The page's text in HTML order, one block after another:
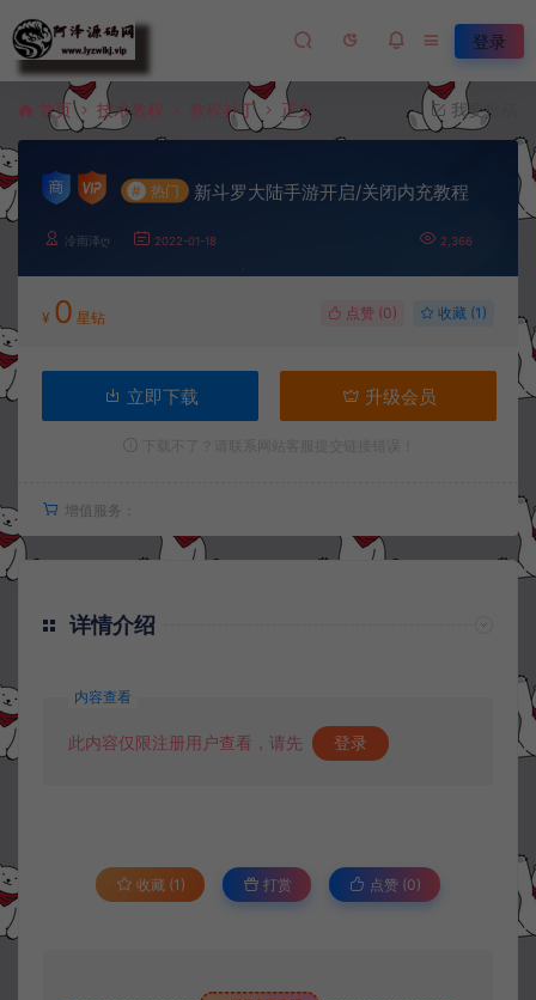
登录
首页 技术教程 教程补丁 正文 我要投稿
# 热门 新斗罗大陆手游开启/关闭内充教程
冷雨泽ღ 2022-01-18 2,366
¥ 0 星钻 点赞 (0) 收藏 (1)
立即下载 升级会员
增值服务：
详情介绍
内容查看
此内容仅限注册用户查看，请先 登录
收藏 (1) 打赏 点赞 (0)